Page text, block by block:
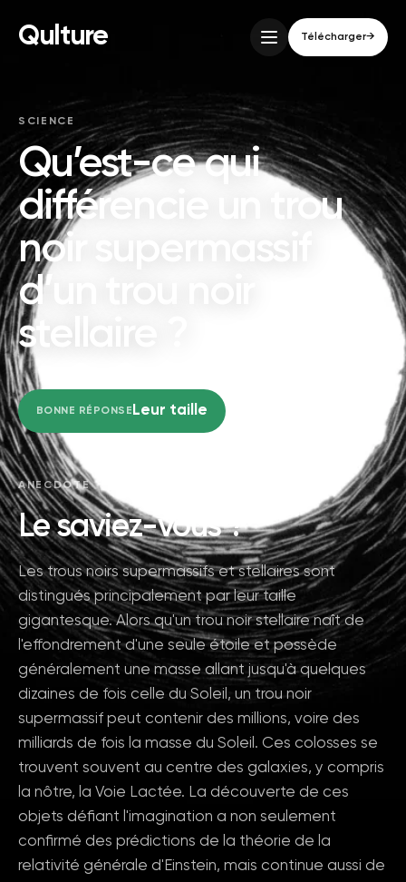
Qulture Télécharger→
SCIENCE
Qu’est-ce qui
différencie un trou
noir supermassif
d’un trou noir
stellaire ?
BONNE RÉPONSE Leur taille
ANECDOTE
Le saviez-vous ?
Les trous noirs supermassifs et stellaires sont
distingués principalement par leur taille
gigantesque. Alors qu'un trou noir stellaire naît de
l'effondrement d'une seule étoile et possède
généralement une masse allant jusqu'à quelques
dizaines de fois celle du Soleil, un trou noir
supermassif peut contenir des millions, voire des
milliards de fois la masse du Soleil. Ces colosses se
trouvent souvent au centre des galaxies, y compris
la nôtre, la Voie Lactée. La découverte de ces
objets défiant l'imagination a non seulement
confirmé des prédictions de la théorie de la
relativité générale d'Einstein, mais continue aussi de